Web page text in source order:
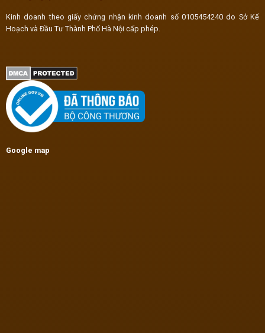
Kinh doanh theo giấy chứng nhận kinh doanh số 0105454240 do Sở Kế
Hoạch và Đầu Tư Thành Phố Hà Nội cấp phép.
Google map